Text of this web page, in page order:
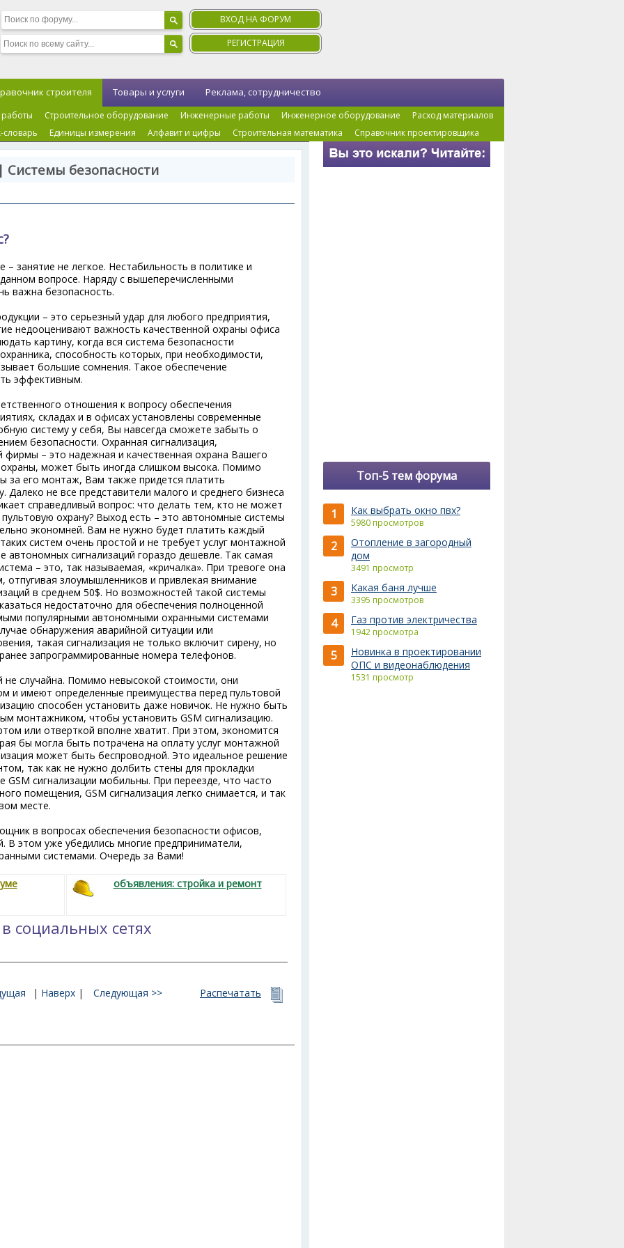
ВХОД НА ФОРУМ
РЕГИСТРАЦИЯ
строителя
Строительное оборудование Инженерные работы Инженерное оборудование
Расход материалов
Единицы измерения Алфавит и цифры Строительная математика Справочник проектировщика
Товары и услуги Реклама, сотрудничество
Системы безопасности
– занятие не легкое. Нестабильность в политике и
вопросе. Наряду с вышеперечисленными
важна безопасность.
– это серьезный удар для любого предприятия,
недооценивают важность качественной охраны офиса
картину, когда вся система безопасности
способность которых, при необходимости,
большие сомнения. Такое обеспечение
эффективным.
отношения к вопросу обеспечения
складах и в офисах установлены современные
систему у себя, Вы навсегда сможете забыть о
безопасности. Охранная сигнализация,
фирмы – это надежная и качественная охрана Вашего
может быть иногда слишком высока. Помимо
за его монтаж, Вам также придется платить
не все представители малого и среднего бизнеса
справедливый вопрос: что делать тем, кто не может
охрану? Выход есть – это автономные системы
экономней. Вам не нужно будет платить каждый
систем очень простой и не требует услуг монтажной
автономных сигнализаций гораздо дешевле. Так самая
– это, так называемая, «кричалка». При тревоге она
отпугивая злоумышленников и привлекая внимание
в среднем 50$. Но возможностей такой системы
недостаточно для обеспечения полноценной
популярными автономными охранными системами
обнаружения аварийной ситуации или
такая сигнализация не только включит сирену, но
запрограммированные номера телефонов.
не случайна. Помимо невысокой стоимости, они
и имеют определенные преимущества перед пультовой
способен установить даже новичок. Не нужно быть
монтажником, чтобы установить GSM сигнализацию.
или отверткой вполне хватит. При этом, экономится
бы могла быть потрачена на оплату услуг монтажной
может быть беспроводной. Это идеальное решение
так как не нужно долбить стены для прокладки
GSM сигнализации мобильны. При переезде, что часто
помещения, GSM сигнализация легко снимается, и так
месте.
в вопросах обеспечения безопасности офисов,
В этом уже убедились многие предприниматели,
системами. Очередь за Вами!
объявления: стройка и ремонт
социальных сетях
| Наверх | Следующая >> Распечатать
Топ-5 тем форума
1 Как выбрать окно пвх?
5980 просмотров
2
Отопление в загородный
дом
3491 просмотр
3 Какая баня лучше
3395 просмотров
4 Газ против электричества
1942 просмотра
5
Новинка в проектировании
ОПС и видеонаблюдения
1531 просмотр